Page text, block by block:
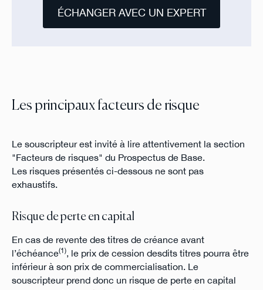
ÉCHANGER AVEC UN EXPERT
Les principaux facteurs de risque
Le souscripteur est invité à lire attentivement la section
"Facteurs de risques" du Prospectus de Base.
Les risques présentés ci-dessous ne sont pas
exhaustifs.
Risque de perte en capital
En cas de revente des titres de créance avant
l’échéance(1), le prix de cession desdits titres pourra être
inférieur à son prix de commercialisation. Le
souscripteur prend donc un risque de perte en capital